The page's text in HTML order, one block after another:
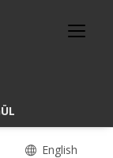
English